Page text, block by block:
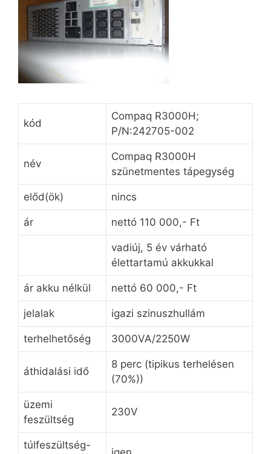
kód
Compaq R3000H;
P/N:242705-002
név
Compaq R3000H
szünetmentes tápegység
előd(ök) nincs
ár nettó 110 000,- Ft
vadiúj, 5 év várható
élettartamú akkukkal
ár akku nélkül nettó 60 000,- Ft
jelalak igazi szinuszhullám
terhelhetőség 3000VA/2250W
áthidalási idő
8 perc (tipikus terhelésen
(70%))
üzemi
feszültség
230V
túlfeszültség-